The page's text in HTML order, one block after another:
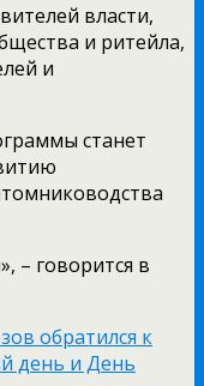
власти,
и ритейла,
и
станет
– говорится в
обратился к
день и День